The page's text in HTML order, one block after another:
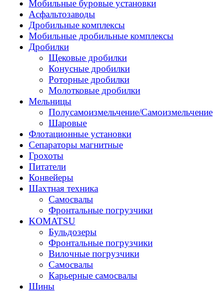
Мобильные буровые установки
Асфальтозаводы
Дробильные комплексы
Мобильные дробильные комплексы
Дробилки
Щековые дробилки
Конусные дробилки
Роторные дробилки
Молотковые дробилки
Мельницы
Полусамоизмельчение/Самоизмельчение
Шаровые
Флотационные установки
Сепараторы магнитные
Грохоты
Питатели
Конвейеры
Шахтная техника
Самосвалы
Фронтальные погрузчики
KOMATSU
Бульдозеры
Фронтальные погрузчики
Вилочные погрузчики
Самосвалы
Карьерные самосвалы
Шины